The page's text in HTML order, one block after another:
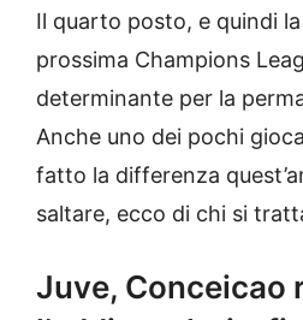
Il quarto posto, e quindi
prossima Champions
determinante per la
Anche uno dei pochi
fatto la differenza
saltare, ecco di chi si
Juve, Conceicao